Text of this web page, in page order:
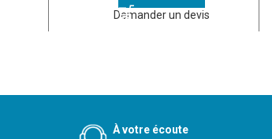
Demander un devis
À votre écoute